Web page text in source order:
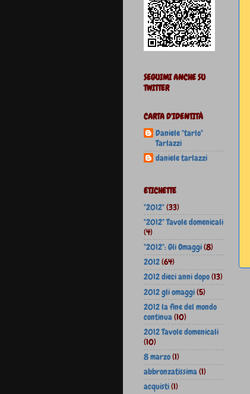
SEGUIMI ANCHE SU
TWITTER
CARTA D'IDENTITÀ
Daniele "tarlo"
Tarlazzi
daniele tarlazzi
ETICHETTE
"2012"(33)
"2012" Tavole domenicali
(4)
"2012": Gli Omaggi(8)
2012(64)
2012 dieci anni dopo(13)
2012 gli omaggi(5)
2012 la fine del mondo
continua(10)
2012 Tavole domenicali
(10)
8 marzo(1)
abbronzatissima(1)
acquisti(1)